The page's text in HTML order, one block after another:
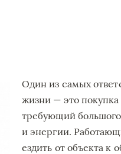
Один из самых
жизни — это
требующий
и энергии.
ездить от объекта к